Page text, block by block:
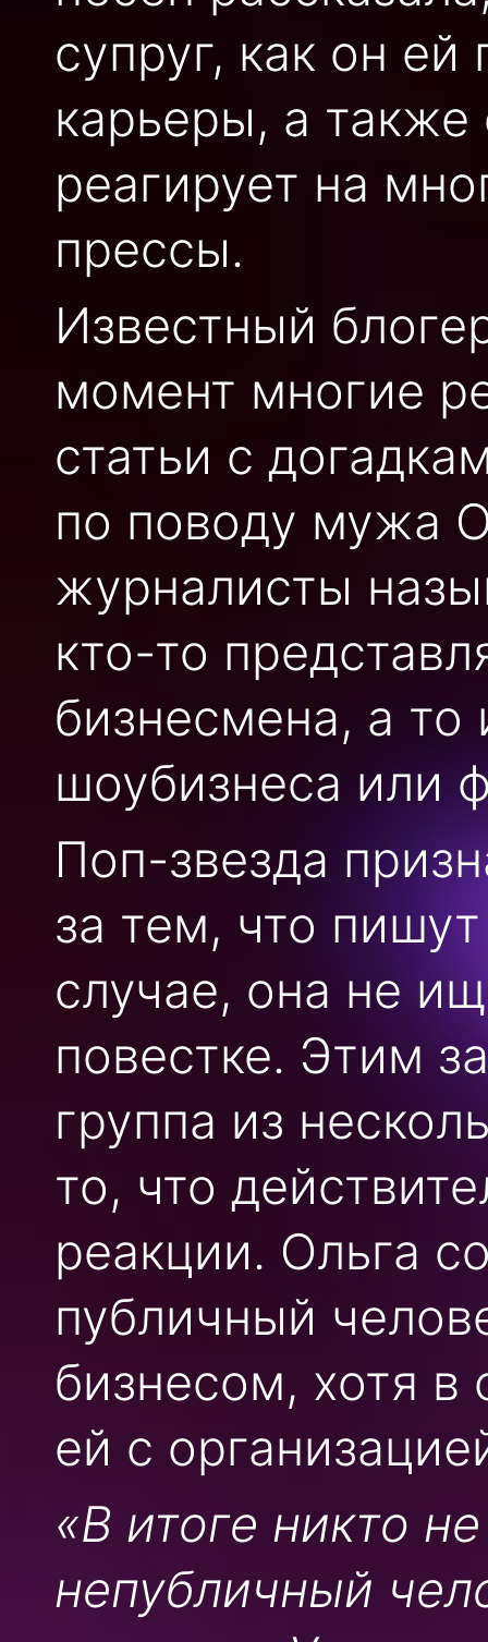
супруг, как он
карьеры, а
реагирует на
прессы.
Известный
момент многие
статьи с
по поводу мужа
журналисты
кто-то
бизнесмена, а то
шоубизнеса или
Поп-звезда
за тем, что
случае, она не
повестке. Этим
группа из
то, что
реакции. Ольга
публичный
бизнесом, хотя в
ей с
«В итоге никто
непубличный